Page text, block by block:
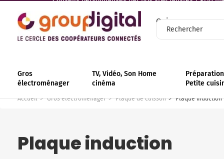
Qui sommes-nous
Gros
électroménager
TV, Vidéo, Son Home
cinéma
Petite
Accueil Gros électroménager Plaque de cuisson Plaque induction
Plaque induction